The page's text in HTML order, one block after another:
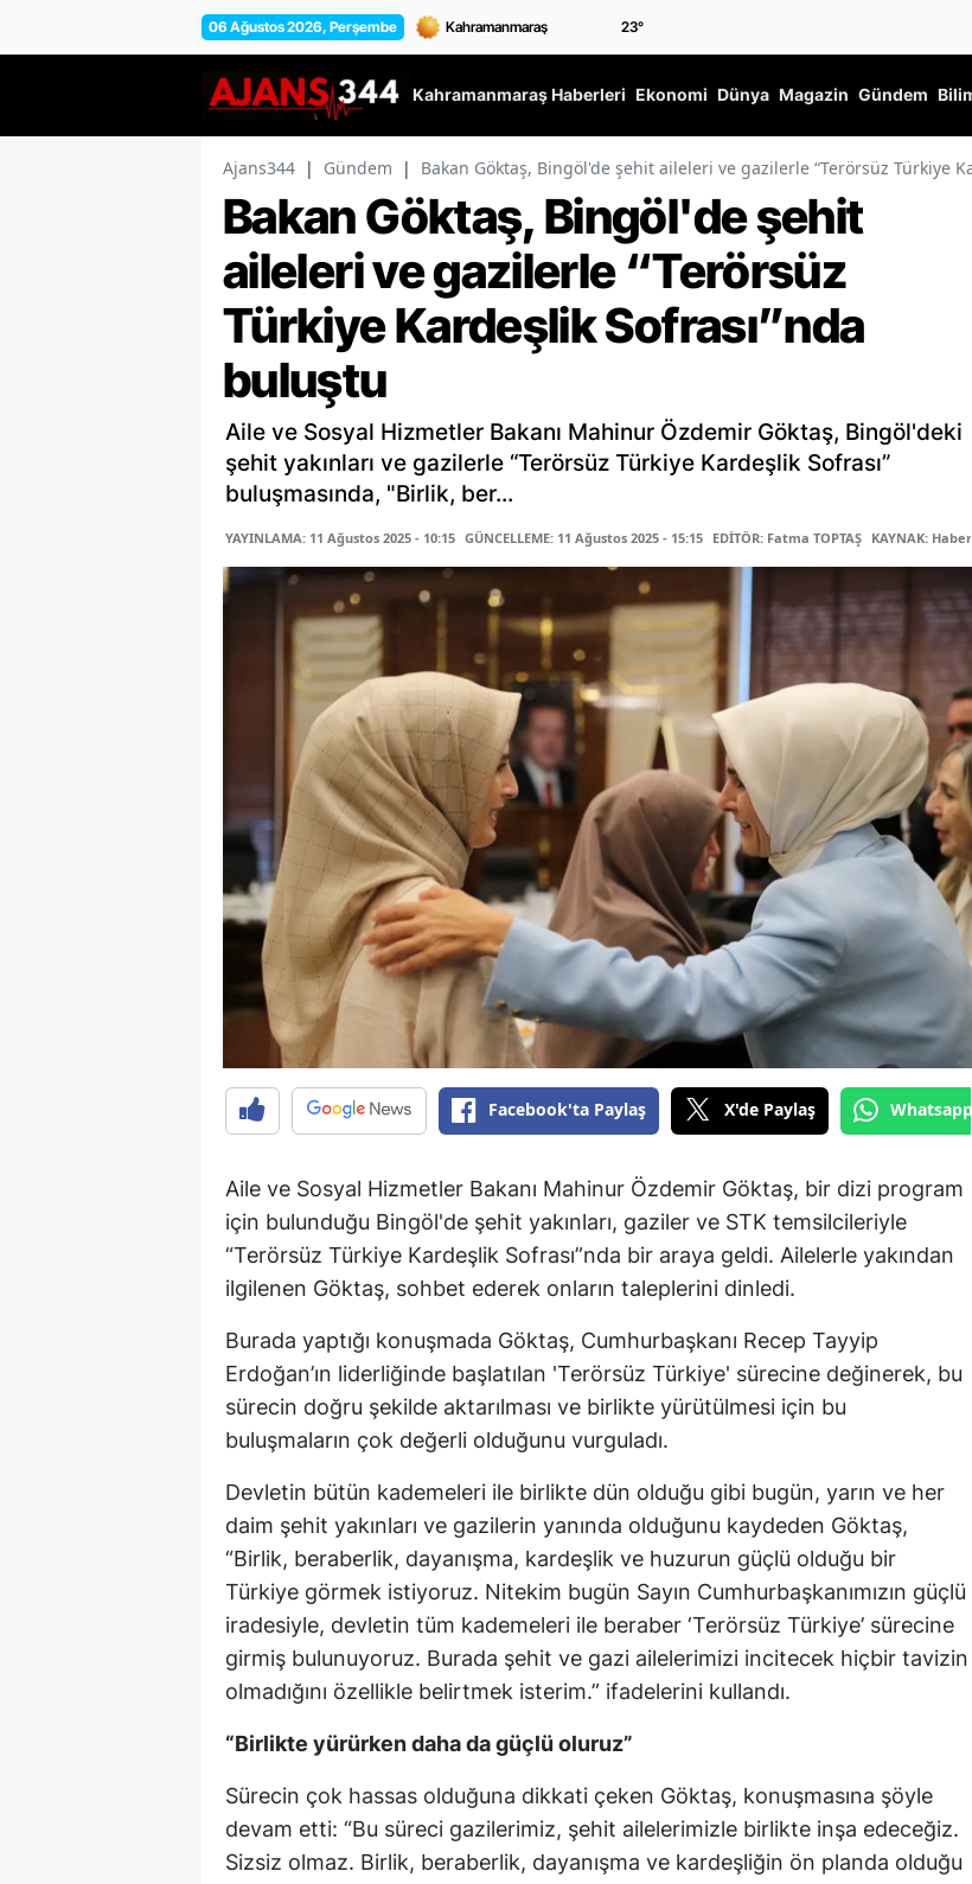
06 Ağustos 2026, Perşembe 23°
Kahramanmaraş Haberleri Ekonomi Dünya Magazin Gündem
Ajans344 | Gündem | Bakan Göktaş, Bingöl'de şehit aileleri ve gazilerle “Terörsüz Türkiye
Bakan Göktaş, Bingöl'de şehit
aileleri ve gazilerle “Terörsüz
Türkiye Kardeşlik Sofrası”nda
buluştu
Aile ve Sosyal Hizmetler Bakanı Mahinur Özdemir Göktaş, Bingöl'deki
şehit yakınları ve gazilerle “Terörsüz Türkiye Kardeşlik Sofrası”
buluşmasında, "Birlik, ber...
YAYINLAMA: 11 Ağustos 2025 - 10:15 GÜNCELLEME: 11 Ağustos 2025 - 15:15 EDİTÖR: Fatma TOPTAŞ KAYNAK:
Facebook'ta Paylaş X'de Paylaş
Aile ve Sosyal Hizmetler Bakanı Mahinur Özdemir Göktaş, bir dizi program
için bulunduğu Bingöl'de şehit yakınları, gaziler ve STK temsilcileriyle
“Terörsüz Türkiye Kardeşlik Sofrası”nda bir araya geldi. Ailelerle yakından
ilgilenen Göktaş, sohbet ederek onların taleplerini dinledi.
Burada yaptığı konuşmada Göktaş, Cumhurbaşkanı Recep Tayyip
Erdoğan’ın liderliğinde başlatılan 'Terörsüz Türkiye' sürecine değinerek, bu
sürecin doğru şekilde aktarılması ve birlikte yürütülmesi için bu
buluşmaların çok değerli olduğunu vurguladı.
Devletin bütün kademeleri ile birlikte dün olduğu gibi bugün, yarın ve her
daim şehit yakınları ve gazilerin yanında olduğunu kaydeden Göktaş,
“Birlik, beraberlik, dayanışma, kardeşlik ve huzurun güçlü olduğu bir
Türkiye görmek istiyoruz. Nitekim bugün Sayın Cumhurbaşkanımızın güçlü
iradesiyle, devletin tüm kademeleri ile beraber ‘Terörsüz Türkiye’ sürecine
girmiş bulunuyoruz. Burada şehit ve gazi ailelerimizi incitecek hiçbir tavizin
olmadığını özellikle belirtmek isterim.” ifadelerini kullandı.
“Birlikte yürürken daha da güçlü oluruz”
Sürecin çok hassas olduğuna dikkati çeken Göktaş, konuşmasına şöyle
devam etti: “Bu süreci gazilerimiz, şehit ailelerimizle birlikte inşa edeceğiz.
Sizsiz olmaz. Birlik, beraberlik, dayanışma ve kardeşliğin ön planda olduğu